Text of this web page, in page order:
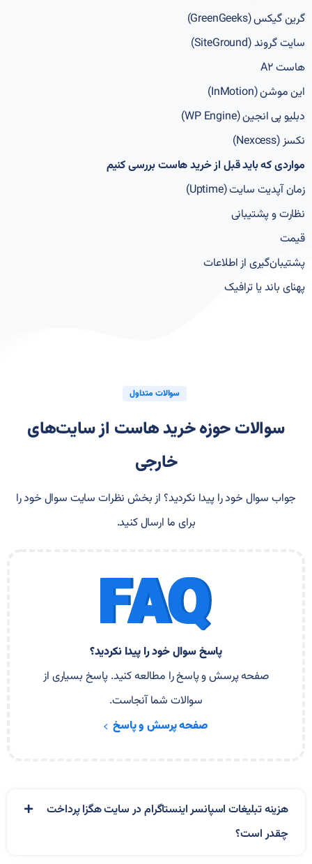
گرین گیکس (GreenGeeks)
سایت گروند (SiteGround)
هاست A2
این موشن (InMotion)
دبلیو پی انجین (WP Engine)
نکسز (Nexcess)
مواردی که باید قبل از خرید هاست بررسی کنیم
زمان آپدیت سایت (Uptime)
نظارت و پشتیبانی
قیمت
پشتیبان­‌گیری از اطلاعات
پهنای باند یا ترافیک
سوالات متداول
سوالات حوزه خرید هاست از سایت‌های
خارجی
جواب سوال خود را پیدا نکردید؟ از بخش نظرات سایت سوال خود را
برای ما ارسال کنید.
پاسخ سوال خود را پیدا نکردید؟
صفحه پرسش و پاسخ را مطالعه کنید. پاسخ بسیاری از
سوالات شما آنجاست.
صفحه پرسش و پاسخ
هزینه تبلیغات اسپانسر اینستاگرام در سایت هگزا پرداخت
چقدر است؟